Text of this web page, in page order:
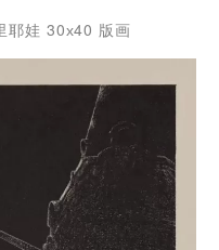
耶娃 30х40 版画